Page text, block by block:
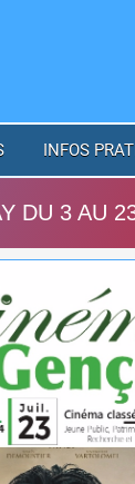
INFOS
DU 3 AU